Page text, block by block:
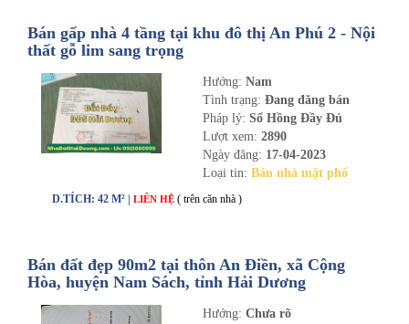
Bán gấp nhà 4 tầng tại khu đô thị An Phú 2 - Nội
thất gỗ lim sang trọng
Hướng: Nam
Tình trạng: Đang đăng bán
Pháp lý: Sổ Hồng Đầy Đủ
Lượt xem: 2890
Ngày đăng: 17-04-2023
Loại tin: Bán nhà mặt phố
D.TÍCH: 42 M² | LIÊN HỆ ( trên căn nhà )
Bán đất đẹp 90m2 tại thôn An Điền, xã Cộng
Hòa, huyện Nam Sách, tỉnh Hải Dương
Hướng: Chưa rõ